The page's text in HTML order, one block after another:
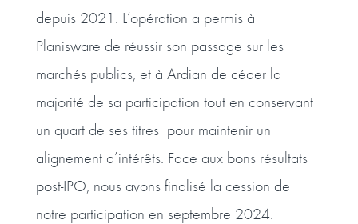
depuis 2021. L’opération a permis à
Planisware de réussir son passage sur les
marchés publics, et à Ardian de céder la
majorité de sa participation tout en conservant
un quart de ses titres pour maintenir un
alignement d’intérêts. Face aux bons résultats
post-IPO, nous avons finalisé la cession de
notre participation en septembre 2024.